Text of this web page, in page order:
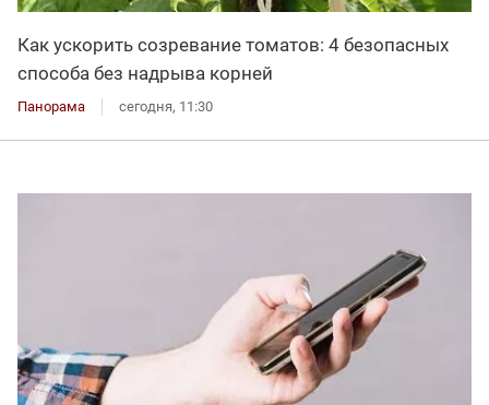
Как ускорить созревание томатов: 4 безопасных
способа без надрыва корней
Панорама сегодня, 11:30